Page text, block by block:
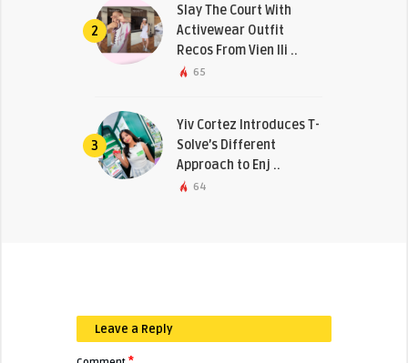
2
Slay The Court With
Activewear Outfit
Recos From Vien Ili ..
65
3
Yiv Cortez Introduces T-
Solve’s Different
Approach to Enj ..
64
Leave a Reply